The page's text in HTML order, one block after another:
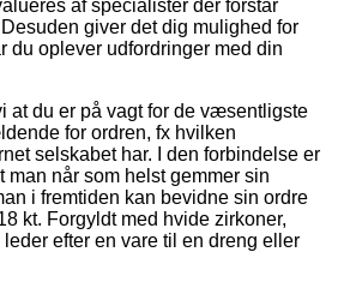
af specialister der forstår
giver det dig mulighed for
du oplever udfordringer med din
at du er på vagt for de væsentligste
for ordren, fx hvilken
selskabet har. I den forbindelse er
man når som helst gemmer sin
i fremtiden kan bevidne sin ordre
kt. Forgyldt med hvide zirkoner,
efter en vare til en dreng eller